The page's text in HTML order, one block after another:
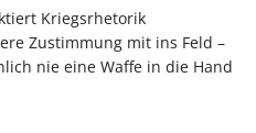
Kriegsrhetorik
Zustimmung mit ins Feld –
nie eine Waffe in die Hand